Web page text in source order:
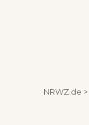
NRWZ.de >